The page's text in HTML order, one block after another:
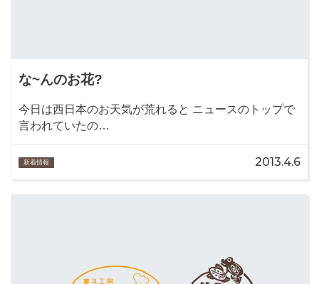
な~んのお花?
今日は西日本のお天気が荒れると ニュースのトップで
言われていたの…
新着情報 2013.4.6